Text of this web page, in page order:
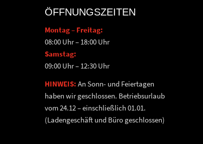
ÖFFNUNGSZEITEN
Montag – Freitag:
08:00 Uhr – 18:00 Uhr
Samstag:
09:00 Uhr – 12:30 Uhr
HINWEIS: An Sonn- und Feiertagen
haben wir geschlossen. Betriebsurlaub
vom 24.12 – einschließlich 01.01.
(Ladengeschäft und Büro geschlossen)